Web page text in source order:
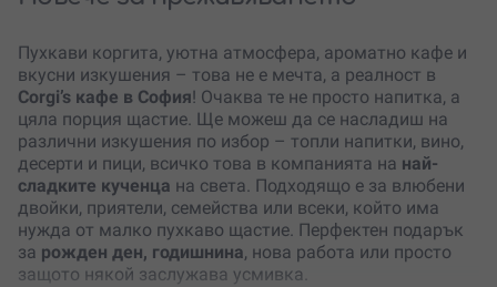
Пухкави коргита, уютна атмосфера, ароматно кафе и
вкусни изкушения – това не е мечта, а реалност в
Corgi’s кафе в София! Очаква те не просто напитка, а
цяла порция щастие. Ще можеш да се насладиш на
различни изкушения по избор – топли напитки, вино,
десерти и пици, всичко това в компанията на най-
сладките кученца на света. Подходящо е за влюбени
двойки, приятели, семейства или всеки, който има
нужда от малко пухкаво щастие. Перфектен подарък
за рожден ден, годишнина, нова работа или просто
защото някой заслужава усмивка.